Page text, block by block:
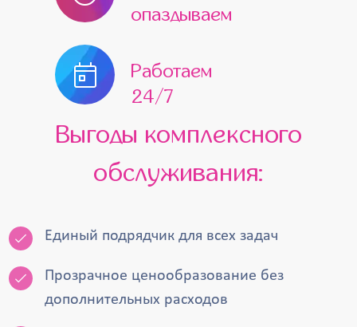
опаздываем
Работаем
24/7
Выгоды комплексного
обслуживания:
Единый подрядчик для всех задач
Прозрачное ценообразование без
дополнительных расходов